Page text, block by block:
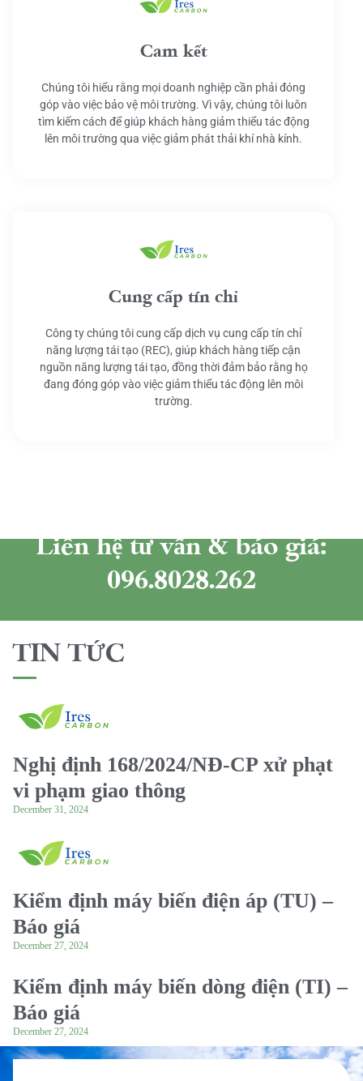
Cam kết
Chúng tôi hiểu rằng mọi doanh nghiệp cần phải đóng
góp vào việc bảo vệ môi trường. Vì vậy, chúng tôi luôn
tìm kiếm cách để giúp khách hàng giảm thiểu tác động
lên môi trường qua việc giảm phát thải khí nhà kính.
Cung cấp tín chỉ
Công ty chúng tôi cung cấp dịch vụ cung cấp tín chỉ
năng lượng tái tạo (REC), giúp khách hàng tiếp cận
nguồn năng lượng tái tạo, đồng thời đảm bảo rằng họ
đang đóng góp vào việc giảm thiểu tác động lên môi
trường.
Liên hệ tư vấn & báo giá:
096.8028.262
TIN TỨC
Nghị định 168/2024/NĐ-CP xử phạt
vi phạm giao thông
December 31, 2024
Kiểm định máy biến điện áp (TU) –
Báo giá
December 27, 2024
Kiểm định máy biến dòng điện (TI) –
Báo giá
December 27, 2024